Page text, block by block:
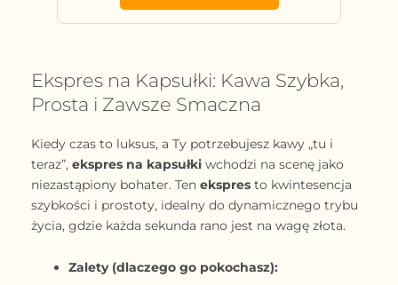
Ekspres na Kapsułki: Kawa Szybka,
Prosta i Zawsze Smaczna
Kiedy czas to luksus, a Ty potrzebujesz kawy „tu i
teraz”, ekspres na kapsułki wchodzi na scenę jako
niezastąpiony bohater. Ten ekspres to kwintesencja
szybkości i prostoty, idealny do dynamicznego trybu
życia, gdzie każda sekunda rano jest na wagę złota.
Zalety (dlaczego go pokochasz):